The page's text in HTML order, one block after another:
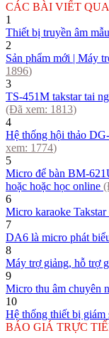
CÁC BÀI VIẾT
1
Thiết bị truyền âm
2
Sản phẩm mới | Máy
1896)
3
TS-451M takstar tai
(Đã xem: 1813)
4
Hệ thống hội thảo
xem: 1774)
5
Micro để bàn BM-
hoặc hoặc học online
6
Micro karaoke Takstar
7
DA6 là micro phát
8
Máy trợ giảng, hỗ trợ
9
Micro thu âm chuyên
10
Hệ thống thiết bị
BÁO GIÁ TRỰC